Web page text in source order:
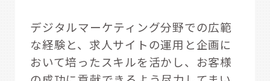
デジタルマーケティング分野での広範
な経験と、求人サイトの運用と企画に
おいて培ったスキルを活かし、お客様